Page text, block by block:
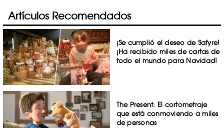
Artículos Recomendados
¡Se cumplió el deseo de Safyre!
¡Ha recibido miles de cartas de
todo el mundo para Navidad!
The Present: El cortometraje
que está conmoviendo a miles
de personas